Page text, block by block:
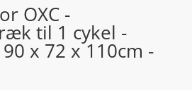
OXC -
til 1 cykel -
x 72 x 110cm -